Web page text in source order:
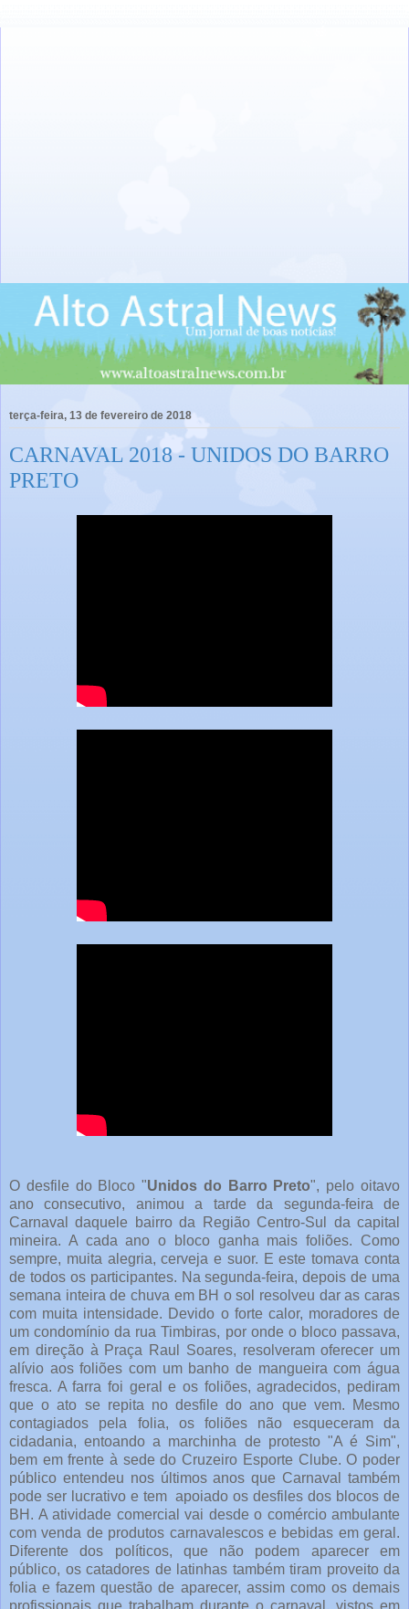
terça-feira, 13 de fevereiro de 2018
CARNAVAL 2018 - UNIDOS DO BARRO
PRETO
O desfile do Bloco "Unidos do Barro Preto", pelo oitavo
ano consecutivo, animou a tarde da segunda-feira de
Carnaval daquele bairro da Região Centro-Sul da capital
mineira. A cada ano o bloco ganha mais foliões. Como
sempre, muita alegria, cerveja e suor. E este tomava conta
de todos os participantes. Na segunda-feira, depois de uma
semana inteira de chuva em BH o sol resolveu dar as caras
com muita intensidade. Devido o forte calor, moradores de
um condomínio da rua Timbiras, por onde o bloco passava,
em direção à Praça Raul Soares, resolveram oferecer um
alívio aos foliões com um banho de mangueira com água
fresca. A farra foi geral e os foliões, agradecidos, pediram
que o ato se repita no desfile do ano que vem. Mesmo
contagiados pela folia, os foliões não esqueceram da
cidadania, entoando a marchinha de protesto "A é Sim",
bem em frente à sede do Cruzeiro Esporte Clube. O poder
público entendeu nos últimos anos que Carnaval também
pode ser lucrativo e tem apoiado os desfiles dos blocos de
BH. A atividade comercial vai desde o comércio ambulante
com venda de produtos carnavalescos e bebidas em geral.
Diferente dos políticos, que não podem aparecer em
público, os catadores de latinhas também tiram proveito da
folia e fazem questão de aparecer, assim como os demais
profissionais que trabalham durante o carnaval, vistos em